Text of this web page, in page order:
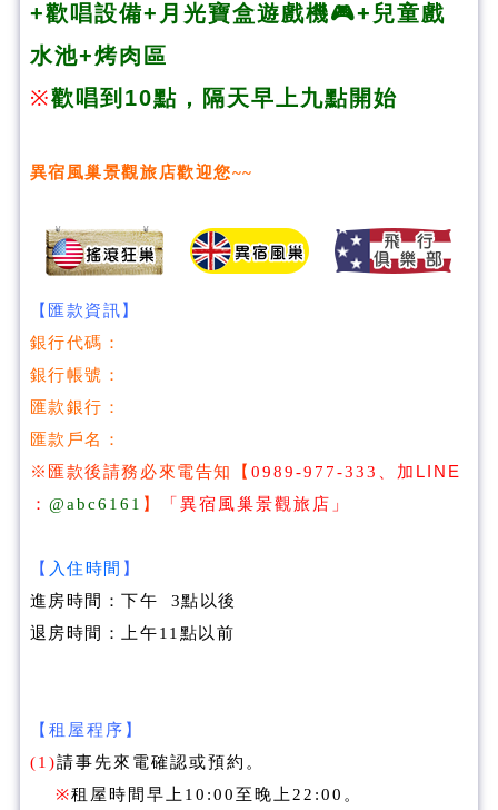
+歡唱設備+月光寶盒遊戲機🎮+兒童戲
水池+烤肉區
※歡唱到10點，隔天早上九點開始
異宿風巢景觀旅店歡迎您~~
【匯款資訊】
銀行代碼：
銀行帳號：
匯款銀行：
匯款戶名：
※匯款後請務必來電告知
【 0989-977-333、 加LINE
： @abc6161 】 「 異宿風巢景觀旅店 」
【 入住時間 】
進房時間：下午 3點以後
退房時間：上午11點以前
【租屋程序】
(1)請事先來電確認或預約。
※租屋時間早上10:00至晚上22:00。